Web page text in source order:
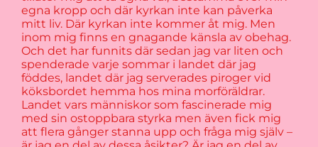
egna kropp och där kyrkan inte kan påverka
mitt liv. Där kyrkan inte kommer åt mig. Men
inom mig finns en gnagande känsla av obehag.
Och det har funnits där sedan jag var liten och
spenderade varje sommar i landet där jag
föddes, landet där jag serverades piroger vid
köksbordet hemma hos mina morföräldrar.
Landet vars människor som fascinerade mig
med sin ostoppbara styrka men även fick mig
att flera gånger stanna upp och fråga mig själv –